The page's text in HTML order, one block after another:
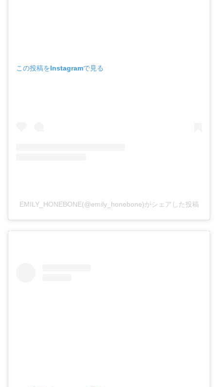
この投稿をInstagramで見る
EMILY_HONEBONE(@emily_honebone)がシェアした投稿